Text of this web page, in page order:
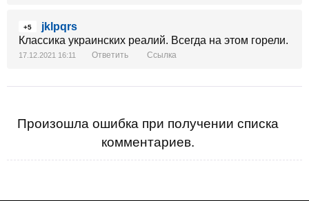
+5
jklpqrs
Классика украинских реалий. Всегда на этом горели.
17.12.2021 16:11 Ответить Ссылка
Произошла ошибка при получении списка
комментариев.